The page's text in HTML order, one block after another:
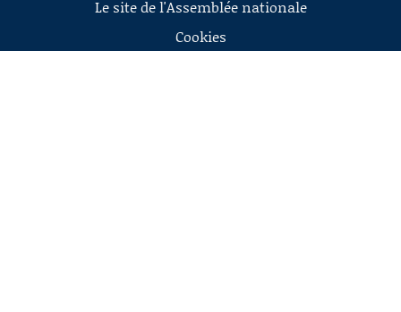
Le site de l'Assemblée nationale
Cookies